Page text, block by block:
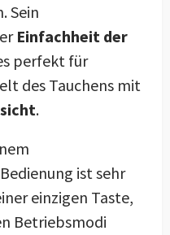
Sein
Einfachheit der
perfekt für
des Tauchens mit
.
ist sehr
einzigen Taste,
Betriebsmodi